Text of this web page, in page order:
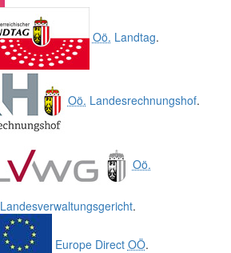
Oö. Landtag.
Oö. Landesrechnungshof.
Oö.
Landesverwaltungsgericht.
Europe Direct OÖ.